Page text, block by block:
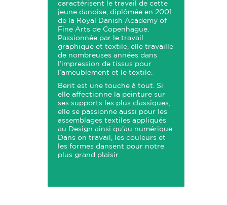
caractérisent le travail de cette
jeune danoise, diplômée en 2001
de la Royal Danish Academy of
Fine Arts de Copenhague.
Passionnée par le travail
graphique et textile, elle travaille
de nombreuses années dans
l’impression de tissus pour
l’ameublement et le textile.
Berit est une touche à tout. Si
elle affectionne la peinture sur
ses supports les plus classiques,
elle se passionne aussi pour les
assemblages textiles appliqués
au Design ainsi qu’au numérique.
Dans on travail, les couleurs et
les formes dansent pour notre
plus grand plaisir.